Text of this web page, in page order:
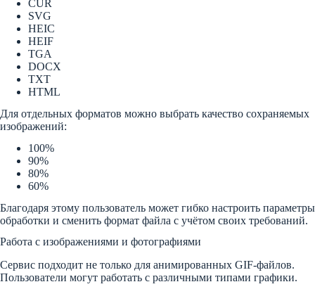
CUR
SVG
HEIC
HEIF
TGA
DOCX
TXT
HTML
Для отдельных форматов можно выбрать качество сохраняемых
изображений:
100%
90%
80%
60%
Благодаря этому пользователь может гибко настроить параметры
обработки и сменить формат файла с учётом своих требований.
Работа с изображениями и фотографиями
Сервис подходит не только для анимированных GIF-файлов.
Пользователи могут работать с различными типами графики.